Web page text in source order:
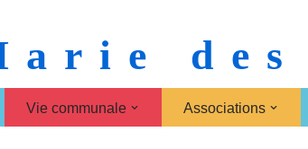
des
Vie communale Associations